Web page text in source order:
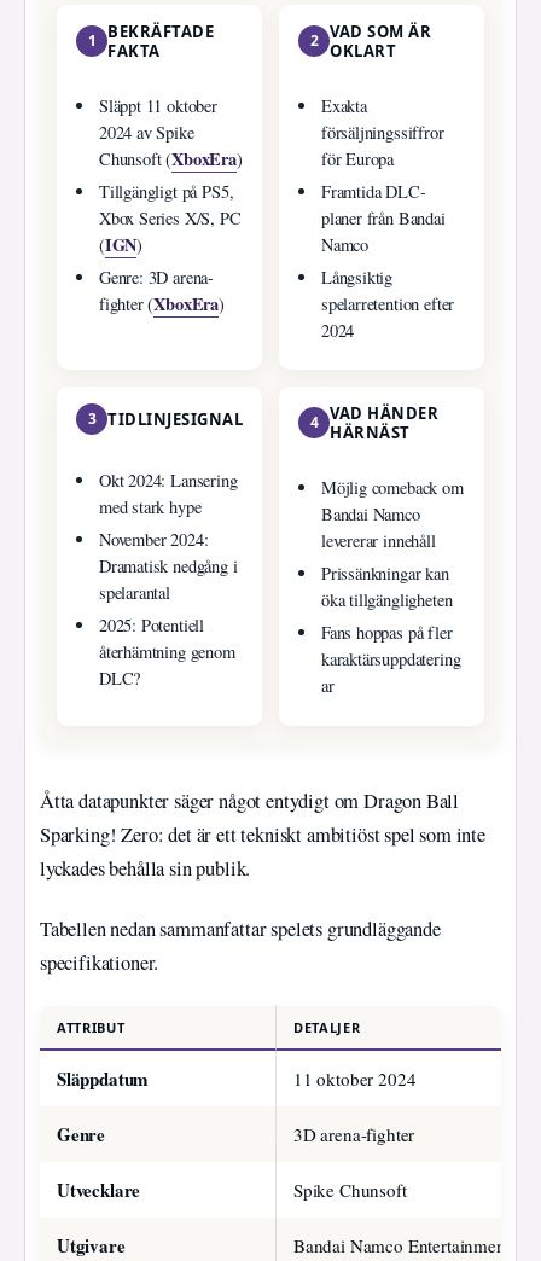
1
BEKRÄFTADE
FAKTA
Släppt 11 oktober
2024 av Spike
Chunsoft (XboxEra)
Tillgängligt på PS5,
Xbox Series X/S, PC
(IGN)
Genre: 3D arena-
fighter (XboxEra)
2 VAD SOM ÄR
OKLART
Exakta
försäljningssiffror
för Europa
Framtida DLC-
planer från Bandai
Namco
Långsiktig
spelarretention efter
2024
3 TIDLINJESIGNAL
Okt 2024: Lansering
med stark hype
November 2024:
Dramatisk nedgång i
spelarantal
2025: Potentiell
återhämtning genom
DLC?
4 VAD HÄNDER
HÄRNÄST
Möjlig comeback om
Bandai Namco
levererar innehåll
Prissänkningar kan
öka tillgängligheten
Fans hoppas på fler
karaktärsuppdatering
ar
Åtta datapunkter säger något entydigt om Dragon Ball
Sparking! Zero: det är ett tekniskt ambitiöst spel som inte
lyckades behålla sin publik.
Tabellen nedan sammanfattar spelets grundläggande
specifikationer.
ATTRIBUT DETALJER
Släppdatum 11 oktober 2024
Genre 3D arena-fighter
Utvecklare Spike Chunsoft
Utgivare Bandai Namco Entertainment